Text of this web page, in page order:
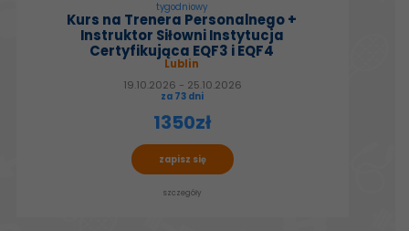
tygodniowy
Kurs na Trenera Personalnego +
Instruktor Siłowni Instytucja
Certyfikująca EQF3 i EQF4
Lublin
19.10.2026 - 25.10.2026
za 73 dni
1350zł
zapisz się
szczegóły